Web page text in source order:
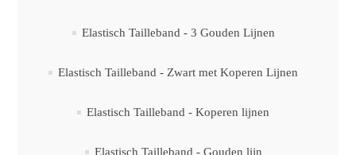
Elastisch Tailleband - 3 Gouden Lijnen
Elastisch Tailleband - Zwart met Koperen Lijnen
Elastisch Tailleband - Koperen lijnen
Elastisch Tailleband - Gouden lijn